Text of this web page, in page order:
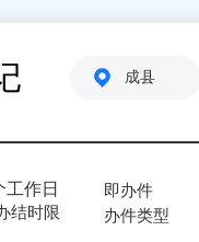
成县
工作日
结时限
即办件
办件类型